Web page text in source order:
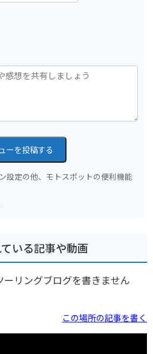
ーを投稿する
設定の他、モトスポットの便利機能
いる記事や動画
リングブログを書きません
この場所の記事を書く